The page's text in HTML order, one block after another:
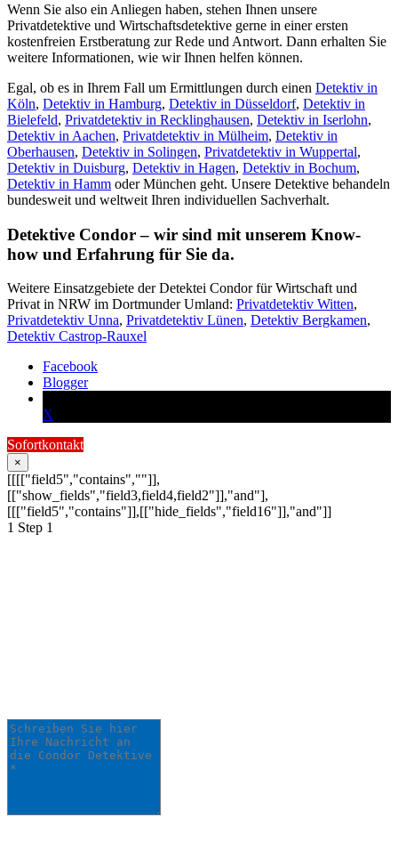
Wenn Sie also ein Anliegen haben, stehen Ihnen unsere
Privatdetektive und Wirtschaftsdetektive gerne in einer ersten
kostenfreien Erstberatung zur Rede und Antwort. Dann erhalten Sie
weitere Informationen, wie wir Ihnen helfen können.
Egal, ob es in Ihrem Fall um Ermittlungen durch einen Detektiv in
Köln, Detektiv in Hamburg, Detektiv in Düsseldorf, Detektiv in
Bielefeld, Privatdetektiv in Recklinghausen, Detektiv in Iserlohn,
Detektiv in Aachen, Privatdetektiv in Mülheim, Detektiv in
Oberhausen, Detektiv in Solingen, Privatdetektiv in Wuppertal,
Detektiv in Duisburg, Detektiv in Hagen, Detektiv in Bochum,
Detektiv in Hamm oder München geht. Unsere Detektive behandeln
bundesweit und weltweit Ihren individuellen Sachverhalt.
Detektive Condor – wir sind mit unserem Know-
how und Erfahrung für Sie da.
Weitere Einsatzgebiete der Detektei Condor für Wirtschaft und
Privat in NRW im Dortmunder Umland: Privatdetektiv Witten,
Privatdetektiv Unna, Privatdetektiv Lünen, Detektiv Bergkamen,
Detektiv Castrop-Rauxel
Facebook
Blogger
X
Sofortkontakt
×
[[[["field5","contains",""]],
[["show_fields","field3,field4,field2"]],"and"],
[[["field5","contains"]],[["hide_fields","field16"]],"and"]]
1 Step 1